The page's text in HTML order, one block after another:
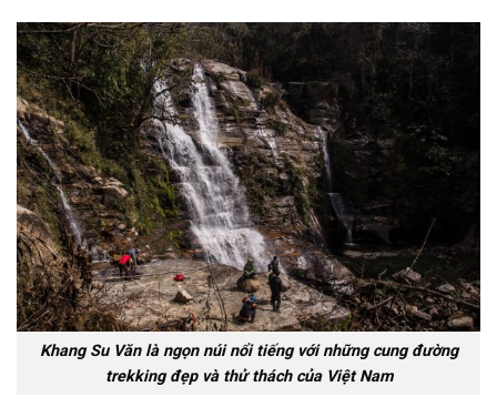
Khang Su Văn là ngọn núi nổi tiếng với những cung đường
trekking đẹp và thử thách của Việt Nam